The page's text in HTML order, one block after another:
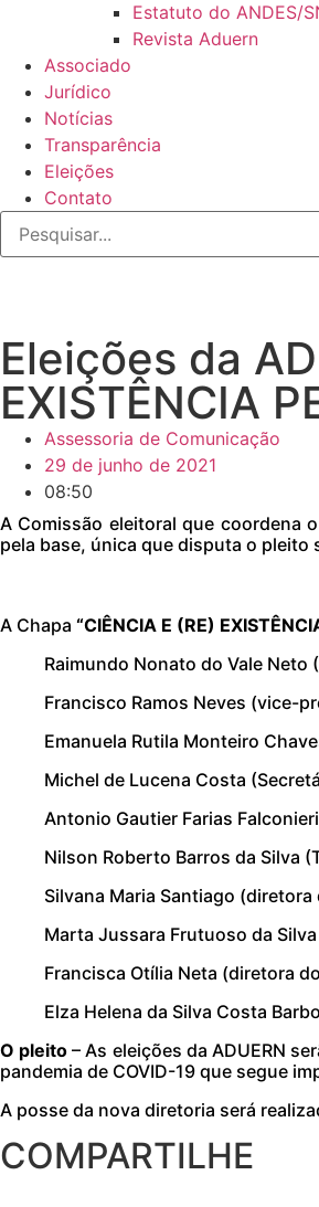
Estatuto do ANDES/
Revista Aduern
Associado
Jurídico
Notícias
Transparência
Eleições
Contato
Eleições da
EXISTÊNCIA
Assessoria de Comunicação
29 de junho de 2021
08:50
A Comissão eleitoral que coordena
pela base, única que disputa o pleito
A Chapa “CIÊNCIA E (RE)
Raimundo Nonato do Vale Neto
Francisco Ramos Neves (vice-
Emanuela Rutila Monteiro
Michel de Lucena Costa
Antonio Gautier Farias
Nilson Roberto Barros da Silva
Silvana Maria Santiago
Marta Jussara Frutuoso da
Francisca Otília Neta (diretora
Elza Helena da Silva Costa
O pleito – As eleições da ADUERN
pandemia de COVID-19 que segue
A posse da nova diretoria será
COMPARTILHE